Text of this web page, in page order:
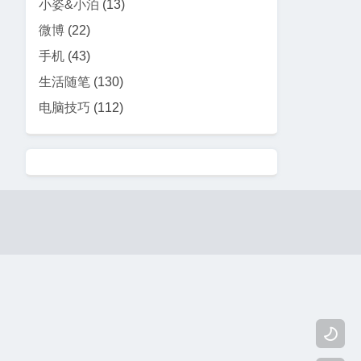

小姿&小泊 (13)
微博 (22)
手机 (43)
生活随笔 (130)
电脑技巧 (112)